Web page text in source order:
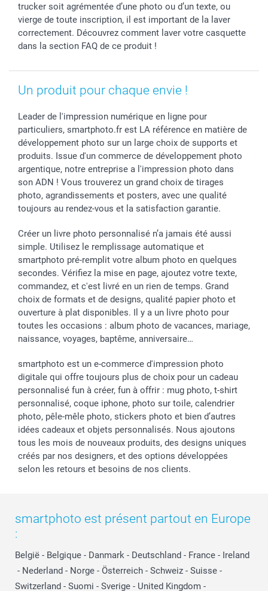
trucker soit agrémentée d’une photo ou d’un texte, ou
vierge de toute inscription, il est important de la laver
correctement. Découvrez comment laver votre casquette
dans la section FAQ de ce produit !
Un produit pour chaque envie !
Leader de l'impression numérique en ligne pour
particuliers, smartphoto.fr est LA référence en matière de
développement photo sur un large choix de supports et
produits. Issue d'un commerce de développement photo
argentique, notre entreprise a l'impression photo dans
son ADN ! Vous trouverez un grand choix de tirages
photo, agrandissements et posters, avec une qualité
toujours au rendez-vous et la satisfaction garantie.
Créer un livre photo personnalisé n’a jamais été aussi
simple. Utilisez le remplissage automatique et
smartphoto pré-remplit votre album photo en quelques
secondes. Vérifiez la mise en page, ajoutez votre texte,
commandez, et c'est livré en un rien de temps. Grand
choix de formats et de designs, qualité papier photo et
ouverture à plat disponibles. Il y a un livre photo pour
toutes les occasions : album photo de vacances, mariage,
naissance, voyages, baptême, anniversaire…
smartphoto est un e-commerce d'impression photo
digitale qui offre toujours plus de choix pour un cadeau
personnalisé fun à créer, fun à offrir : mug photo, t-shirt
personnalisé, coque iphone, photo sur toile, calendrier
photo, pêle-mêle photo, stickers photo et bien d’autres
idées cadeaux et objets personnalisés. Nous ajoutons
tous les mois de nouveaux produits, des designs uniques
créés par nos designers, et des options développées
selon les retours et besoins de nos clients.
smartphoto est présent partout en Europe
:
België - Belgique - Danmark - Deutschland - France - Ireland
- Nederland - Norge - Österreich - Schweiz - Suisse -
Switzerland - Suomi - Sverige - United Kingdom -